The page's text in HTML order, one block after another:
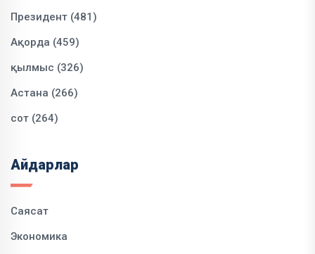
Президент (481)
Ақорда (459)
қылмыс (326)
Астана (266)
сот (264)
Айдарлар
Саясат
Экономика